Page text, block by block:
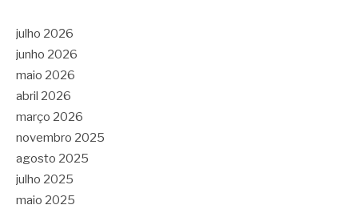
julho 2026
junho 2026
maio 2026
abril 2026
março 2026
novembro 2025
agosto 2025
julho 2025
maio 2025